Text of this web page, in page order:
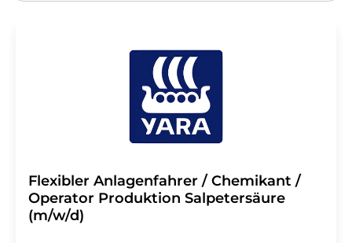
Flexibler Anlagenfahrer / Chemikant /
Operator Produktion Salpetersäure
(m/w/d)